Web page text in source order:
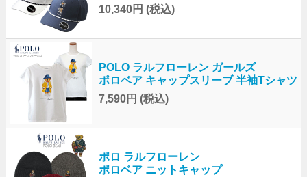
10,340円 (税込)
POLO ラルフローレン ガールズ
ポロベア キャップスリーブ 半袖Tシャツ
7,590円 (税込)
ポロ ラルフローレン
ポロベア ニットキャップ